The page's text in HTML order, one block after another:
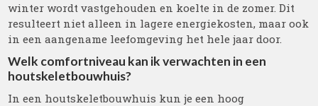
winter wordt vastgehouden en koelte in de zomer. Dit
resulteert niet alleen in lagere energiekosten, maar ook
in een aangename leefomgeving het hele jaar door.
Welk comfortniveau kan ik verwachten in een
houtskeletbouwhuis?
In een houtskeletbouwhuis kun je een hoog